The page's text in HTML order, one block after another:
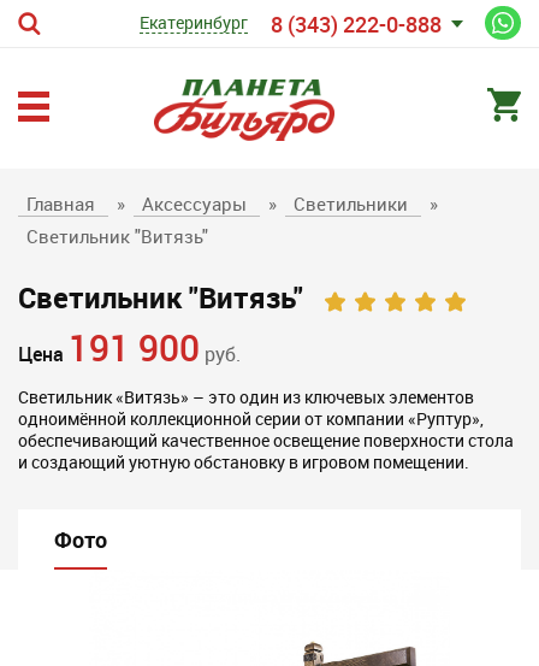
Екатеринбург 8 (343) 222-0-888
Главная » Аксессуары » Светильники
»
Светильник "Витязь"
Светильник "Витязь"
Цена 191 900 руб.
Светильник «Витязь» – это один из ключевых элементов
одноимённой коллекционной серии от компании «Руптур»,
обеспечивающий качественное освещение поверхности стола
и создающий уютную обстановку в игровом помещении.
Фото